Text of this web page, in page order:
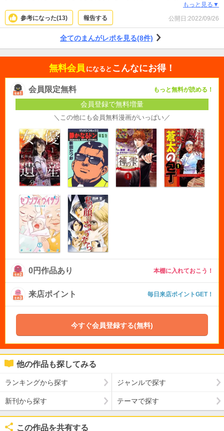
で頑張り屋なのがいい。自分の力で打開しようとする前向きさが読んでいて応
援したくなります。 ロマンスも今後あるのか（少女漫画部門だからあるの
か？）知りませんが、あるなら私は同級生推しです。笑 原作も買って読みたい
と次巻出ないの辛い…うぐぐ。
もっと見る▼
参考になった(13) 報告する 公開日:2022/09/26
全てのまんがレポを見る(8件)
無料会員 になると こんなにお得！
会員限定無料 もっと無料が読める！
会員登録で無料増量
＼この他にも会員無料漫画がいっぱい／
0円作品あり 本棚に入れておこう！
来店ポイント 毎日来店ポイントGET！
今すぐ会員登録する(無料)
他の作品も探してみる
ランキングから探す ジャンルで探す
新刊から探す テーマで探す
この作品を共有する